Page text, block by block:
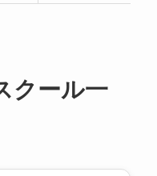
クール一